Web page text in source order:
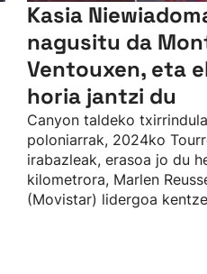
Kasia
nagusitu da
Ventouxen, eta
horia jantzi du
Canyon taldeko
poloniarrak, 2024ko
irabazleak, erasoa jo du
kilometrora, Marlen
(Movistar) lidergoa